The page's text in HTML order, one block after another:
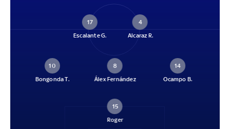
17
Escalante G.
4
Alcaraz R.
10
Bongonda T.
8
Álex Fernández
14
Ocampo B.
15
Roger